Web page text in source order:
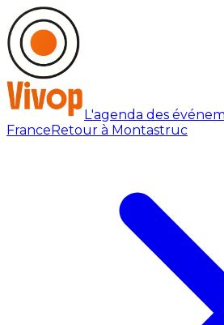
L'agenda des
FranceRetour à Montastruc